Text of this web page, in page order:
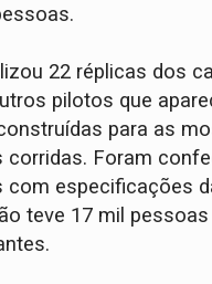
22 réplicas dos
pilotos que
para as
corridas. Foram
com especificações
teve 17 mil